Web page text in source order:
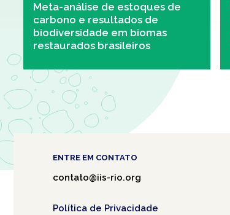
Meta-análise de estoques de
carbono e resultados de
biodiversidade em biomas
restaurados brasileiros
ENTRE EM CONTATO
contato@iis-rio.org
Política de Privacidade